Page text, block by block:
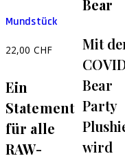
Mundstück
22,00 CHF
Ein
Statement
für alle
RAW-
Bear
Mit
Bear
Party
wird